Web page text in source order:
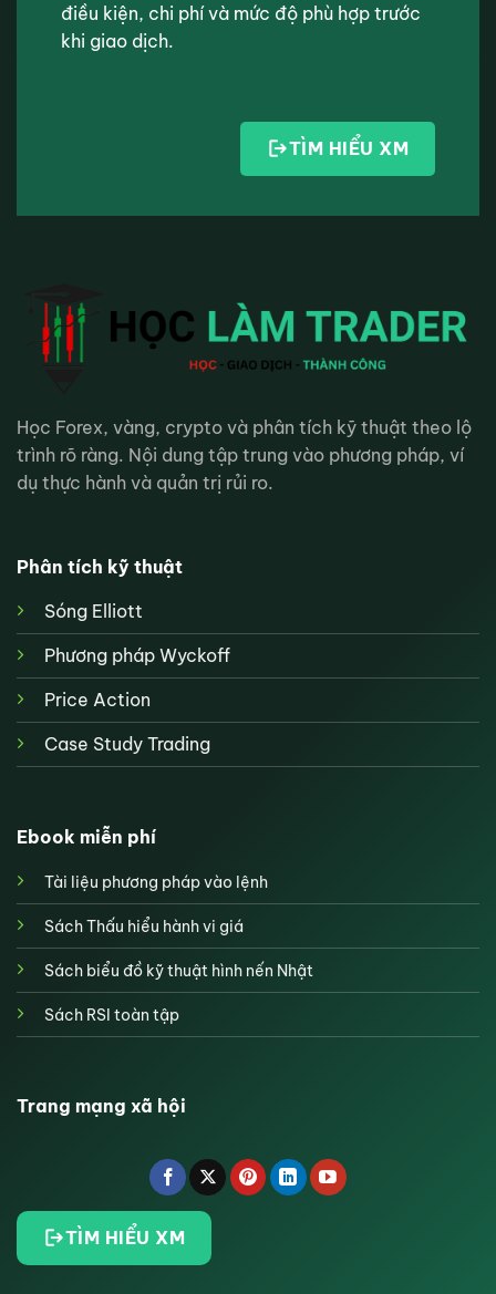
điều kiện, chi phí và mức độ phù hợp trước
khi giao dịch.
TÌM HIỂU XM
Học Forex, vàng, crypto và phân tích kỹ thuật theo lộ
trình rõ ràng. Nội dung tập trung vào phương pháp, ví
dụ thực hành và quản trị rủi ro.
Phân tích kỹ thuật
Sóng Elliott
Phương pháp Wyckoff
Price Action
Case Study Trading
Ebook miễn phí
Tài liệu phương pháp vào lệnh
Sách Thấu hiểu hành vi giá
Sách biểu đồ kỹ thuật hình nến Nhật
Sách RSI toàn tập
Trang mạng xã hội
TÌM HIỂU XM